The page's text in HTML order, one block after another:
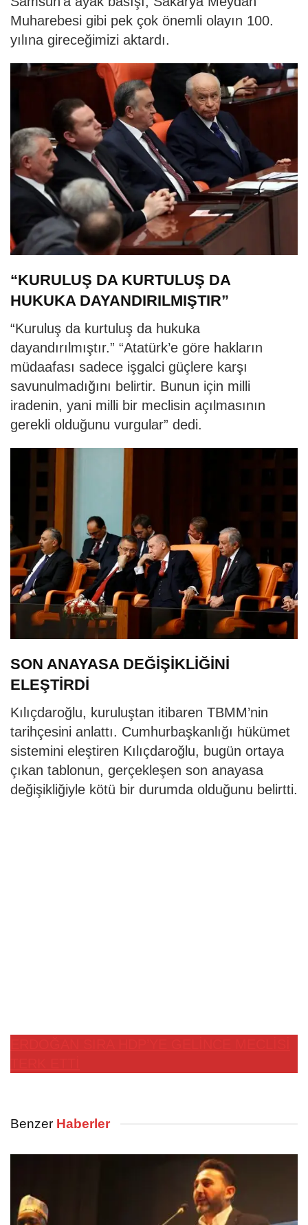
Muharebesi gibi pek çok önemli olayın 100.
yılına gireceğimizi aktardı.
“KURULUŞ DA KURTULUŞ DA
HUKUKA DAYANDIRILMIŞTIR”
“Kuruluş da kurtuluş da hukuka
dayandırılmıştır.” “Atatürk’e göre hakların
müdaafası sadece işgalci güçlere karşı
savunulmadığını belirtir. Bunun için milli
iradenin, yani milli bir meclisin açılmasının
gerekli olduğunu vurgular” dedi.
SON ANAYASA DEĞİŞİKLİĞİNİ
ELEŞTİRDİ
Kılıçdaroğlu, kuruluştan itibaren TBMM’nin
tarihçesini anlattı. Cumhurbaşkanlığı hükümet
sistemini eleştiren Kılıçdaroğlu, bugün ortaya
çıkan tablonun, gerçekleşen son anayasa
değişikliğiyle kötü bir durumda olduğunu belirtti.
Benzer Haberler